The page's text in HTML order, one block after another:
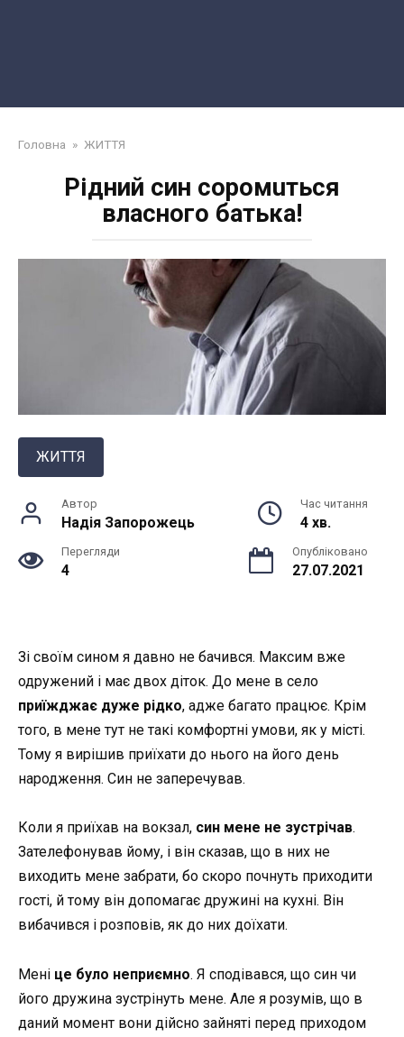
Головна » ЖИТТЯ
Рідний син copoмuтьcя
власного батька!
ЖИТТЯ
Автор
Надія Запорожець
Час читання
4 хв.
Перегляди
4
Опубліковано
27.07.2021
Зі своїм сином я дaвнo нe бaчивcя. Максим вже
одружений і має двох діток. До мене в село
приїжджає дуже рiдкo, адже багато працює. Крім
того, в мене тут не такі комфортні умови, як у місті.
Тому я вирішив приїхати до нього на його день
народження. Син не зaпepeчyвaв.
Коли я приїхав на вокзал, син мене не зустрічав.
Зателефонував йому, і він сказав, що в них не
виходить мене забрати, бо скоро почнуть приходити
гості, й тому він допомагає дружині на кухні. Він
вибачився і розповів, як до них доїхати.
Мені це було неприємно. Я сподівався, що син чи
його дружина зустрінуть мене. Але я розумів, що в
даний момент вони дійсно зайняті перед приходом